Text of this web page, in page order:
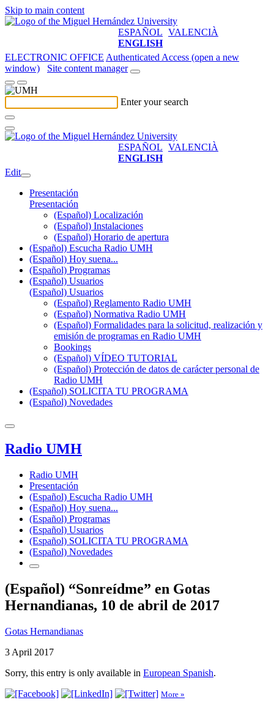
Skip to main content
ESPAÑOL VALENCIÀ
ENGLISH
ELECTRONIC OFFICE Authenticated Access (open a new
window)
Site content manager
Enter your search
ESPAÑOL VALENCIÀ
ENGLISH
Edit
Presentación
Presentación
(Español) Localización
(Español) Instalaciones
(Español) Horario de apertura
(Español) Escucha Radio UMH
(Español) Hoy suena...
(Español) Programas
(Español) Usuarios
(Español) Usuarios
(Español) Reglamento Radio UMH
(Español) Normativa Radio UMH
(Español) Formalidades para la solicitud, realización y
emisión de programas en Radio UMH
Bookings
(Español) VÍDEO TUTORIAL
(Español) Protección de datos de carácter personal de
Radio UMH
(Español) SOLICITA TU PROGRAMA
(Español) Novedades
Radio UMH
Radio UMH
Presentación
(Español) Escucha Radio UMH
(Español) Hoy suena...
(Español) Programas
(Español) Usuarios
(Español) SOLICITA TU PROGRAMA
(Español) Novedades
(Español) “Sonreídme” en Gotas
Hernandianas, 10 de abril de 2017
Gotas Hernandianas
3 April 2017
Sorry, this entry is only available in European Spanish.
More »